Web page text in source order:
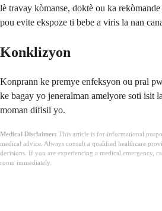
lè travay kòmanse, doktè ou ka
pou evite ekspoze ti bebe a viris la nan
Konklizyon
Konprann ke premye enfeksyon ou pral
ke bagay yo jeneralman amelyore soti isit
moman difisil yo.
Medical Disclaimer: This article is for informational
medical advice. Always consult a qualified healthcare
decisions. If you are experiencing a medical emergency,
room immediately.